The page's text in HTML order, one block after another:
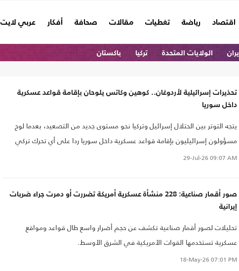
اقتصاد رياضة تغطيات مقالات صحافة أفكار عربي لايت
إيران الولايات المتحدة تركيا باكستان
تحذيرات إسرائيلية لأردوغان.. كوهين وكاتس يلوحان بإقامة قواعد عسكرية
داخل سوريا
يتجه التوتر بين الحتلال إسرائيل وتركيا نحو مستوى جديد من التصعيد، بعدما لوح
مسؤولون إسرائيليون بإقامة قواعد عسكرية داخل سوريا ردا على أي تحرك تركي
مماثل.
29-Jul-26 09:07 AM
صور أقمار صناعية: 228 منشأة عسكرية أمريكة تضررت أو دمرت جراء ضربات
إيرانية
تحليلات لصور أقمار صناعية تكشف عن حجم أضرار واسع طال قواعد ومواقع
عسكرية تستخدمها القوات الأمريكية في الشرق الأوسط.
18-May-26 07:01 PM